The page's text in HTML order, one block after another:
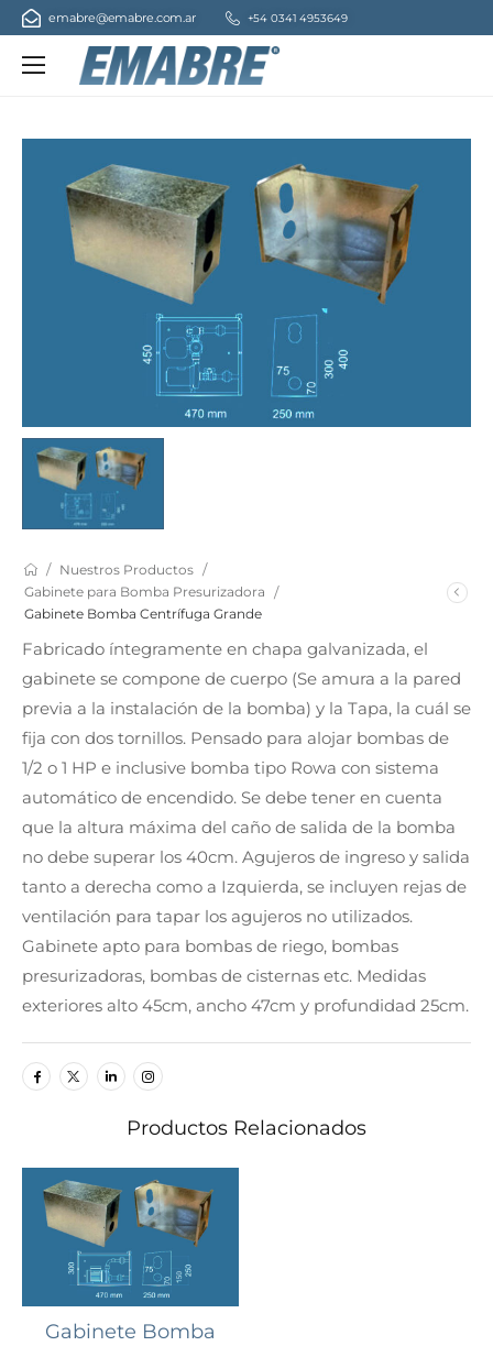
emabre@emabre.com.ar +54 0341 4953649
/ Nuestros Productos /
Gabinete para Bomba Presurizadora /
Gabinete Bomba Centrífuga Grande
Fabricado íntegramente en chapa galvanizada, el
gabinete se compone de cuerpo (Se amura a la pared
previa a la instalación de la bomba) y la Tapa, la cuál se
fija con dos tornillos. Pensado para alojar bombas de
1/2 o 1 HP e inclusive bomba tipo Rowa con sistema
automático de encendido. Se debe tener en cuenta
que la altura máxima del caño de salida de la bomba
no debe superar los 40cm. Agujeros de ingreso y salida
tanto a derecha como a Izquierda, se incluyen rejas de
ventilación para tapar los agujeros no utilizados.
Gabinete apto para bombas de riego, bombas
presurizadoras, bombas de cisternas etc. Medidas
exteriores alto 45cm, ancho 47cm y profundidad 25cm.
Productos Relacionados
Gabinete Bomba